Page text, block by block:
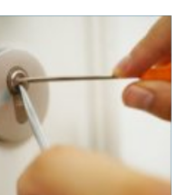
kylanläggningar,
ventilation, laddboxar
och solcellsbatterier ska
fungera tillsammans
säkert, effektivt och utan
onödigt krångel. En04
augusti 2026